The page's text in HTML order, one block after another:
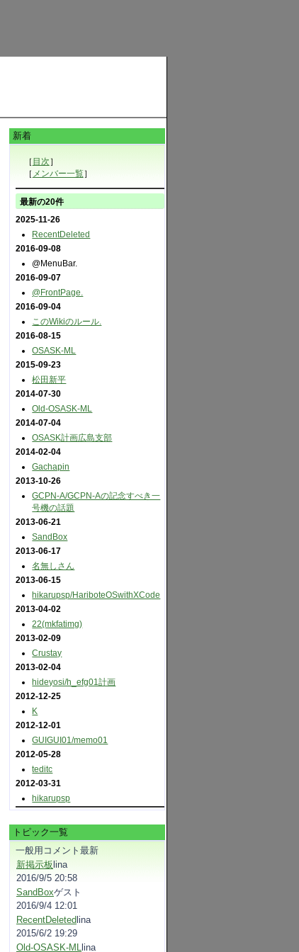
新着
［ 目次 ］
［ メンバー一覧］
最新の20件
2025-11-26
RecentDeleted
2016-09-08
@MenuBar.
2016-09-07
@FrontPage.
2016-09-04
このWikiのルール.
2016-08-15
OSASK-ML
2015-09-23
松田新平
2014-07-30
Old-OSASK-ML
2014-07-04
OSASK計画広島支部
2014-02-04
Gachapin
2013-10-26
GCPN-A​/GCPN-Aの記念すべき一
号機の話題
2013-06-21
SandBox
2013-06-17
名無しさん
2013-06-15
hikarupsp​/HariboteOSwithXCode
2013-04-02
22(mkfatimg)
2013-02-09
Crustay
2013-02-04
hideyosi​/h_efg01計画
2012-12-25
K
2012-12-01
GUIGUI01​/memo01
2012-05-28
teditc
2012-03-31
hikarupsp
トピック一覧
一般用コメント最新
新掲示板 lina
2016/9/5 20:58
SandBoxゲスト
2016/9/4 12:01
RecentDeleted lina
2015/6/2 19:29
Old-OSASK-ML lina